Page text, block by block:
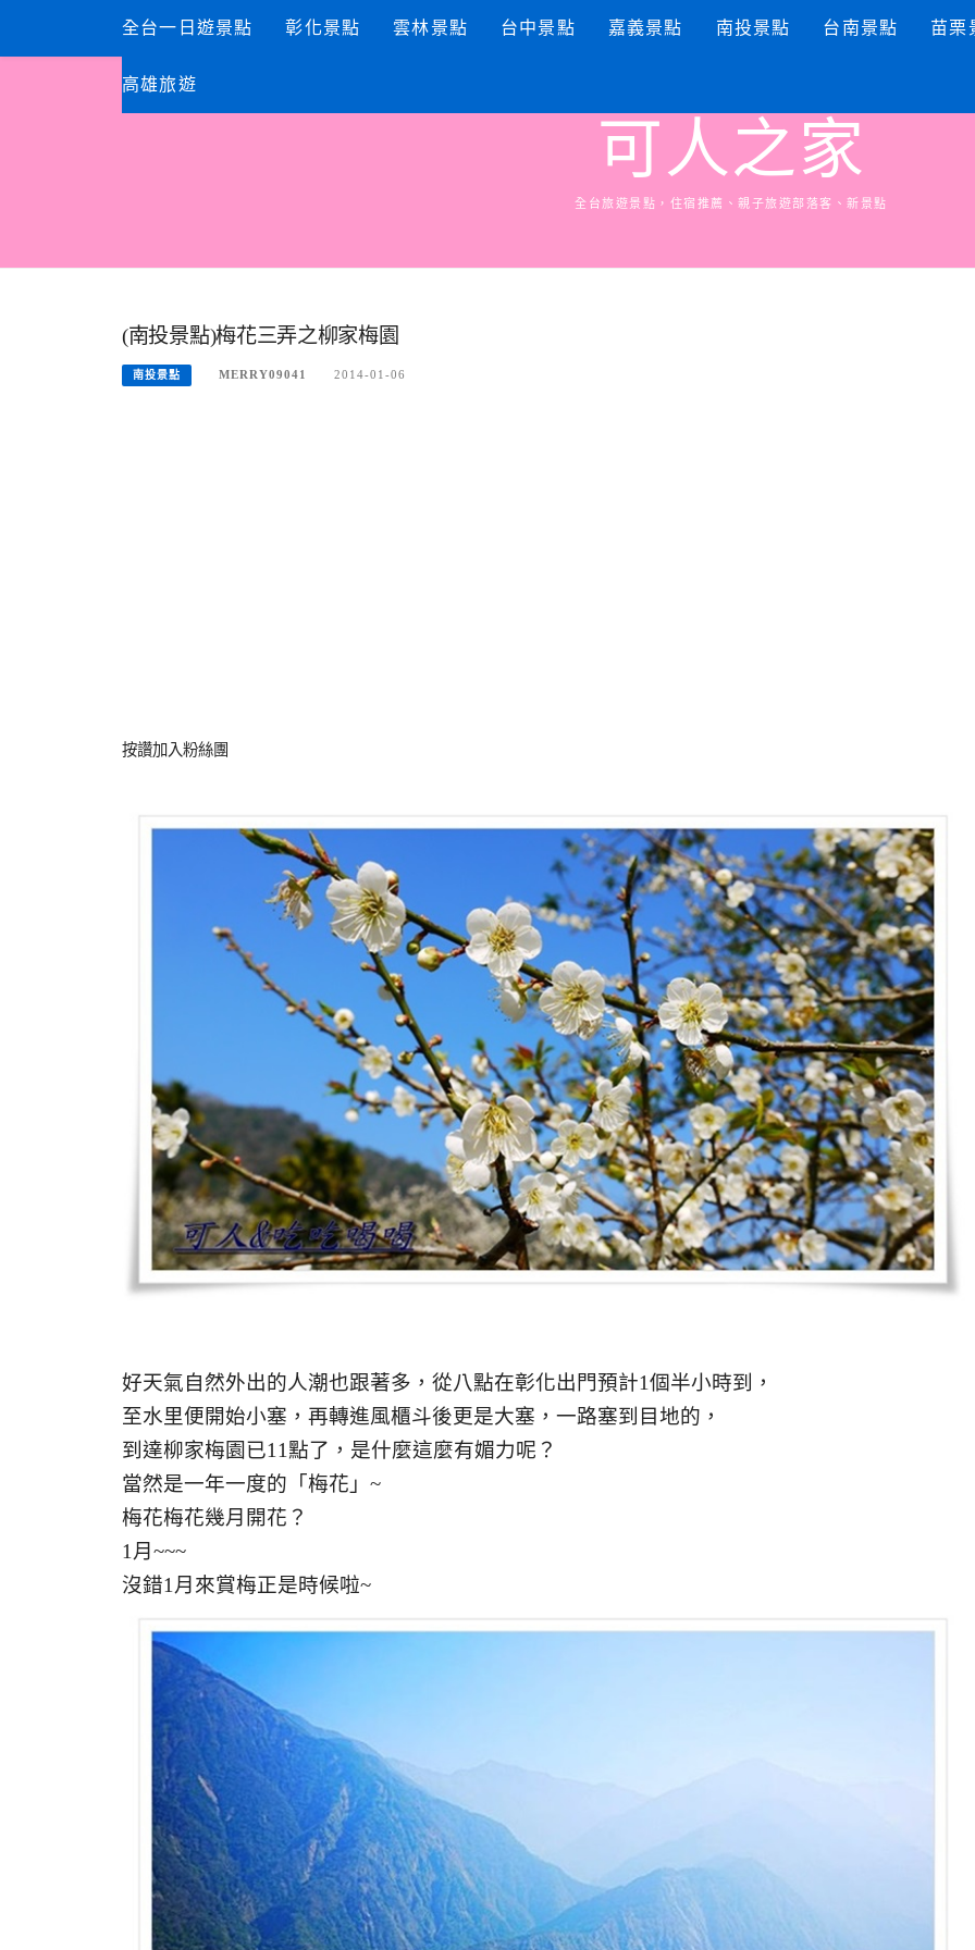
content
全台一日遊景點 彰化景點 雲林景點 台中景點 嘉義景點 南投景點 台南景點 苗栗
高雄旅遊
可人之家
全台旅遊景點，住宿推薦、親子旅遊部落客、新景點
(南投景點)梅花三弄之柳家梅園
南投景點 MERRY09041 2014-01-06
按讚加入粉絲團
好天氣自然外出的人潮也跟著多，從八點在彰化出門預計1個半小時到，
至水里便開始小塞，再轉進風櫃斗後更是大塞，一路塞到目地的，
到達柳家梅園已11點了，是什麼這麼有媚力呢？
當然是一年一度的「梅花」~
梅花梅花幾月開花？
1月~~~
沒錯1月來賞梅正是時候啦~